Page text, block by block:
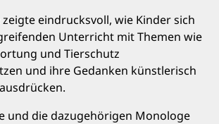
zeigte eindrucksvoll, wie Kinder sich
Unterricht mit Themen wie
und Tierschutz
und ihre Gedanken künstlerisch
und die dazugehörigen Monologe